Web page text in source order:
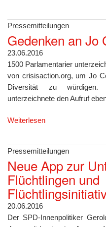
Pressemitteilungen
Gedenken an Jo
23.06.2016
1500 Parlamentarier
von crisisaction.org, um Jo
Diversität zu würdigen.
unterzeichnete den Aufruf
Weiterlesen
Pressemitteilungen
Neue App zur
Flüchtlingen und
20.06.2016
Der SPD-Innenpolitiker